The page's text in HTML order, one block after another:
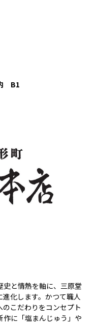
B1
と情熱を軸に、三原堂
化します。かつて職人
こだわりをコンセプト
作に「塩まんじゅう」や